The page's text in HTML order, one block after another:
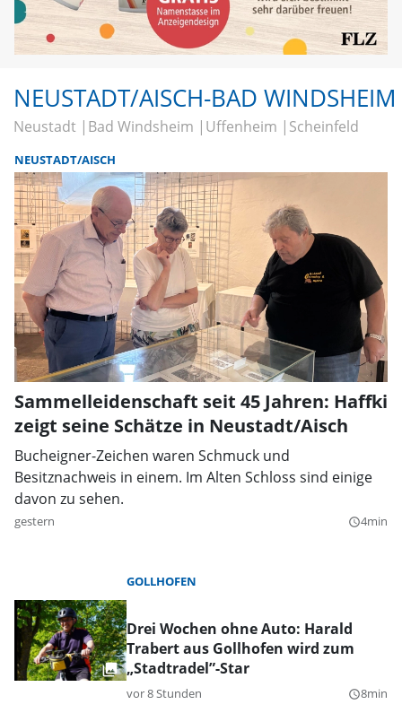
NEUSTADT/AISCH-BAD WINDSHEIM
Neustadt Bad Windsheim Uffenheim Scheinfeld
NEUSTADT/AISCH
Sammelleidenschaft seit 45 Jahren: Haffki
zeigt seine Schätze in Neustadt/Aisch
Bucheigner-Zeichen waren Schmuck und
Besitznachweis in einem. Im Alten Schloss sind einige
davon zu sehen.
gestern query_builder4min
GOLLHOFEN
Drei Wochen ohne Auto: Harald
Trabert aus Gollhofen wird zum
„Stadtradel”-Star
vor 8 Stunden query_builder8min